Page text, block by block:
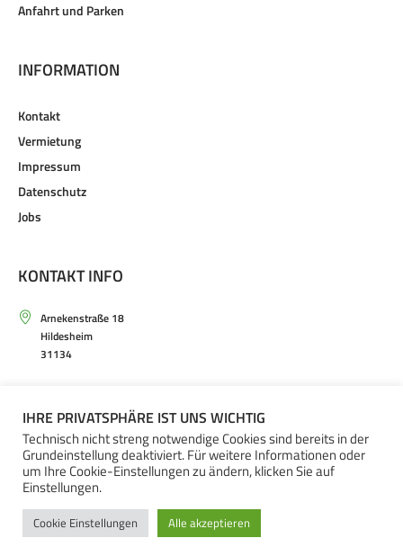
Anfahrt und Parken
INFORMATION
Kontakt
Vermietung
Impressum
Datenschutz
Jobs
KONTAKT INFO
Arnekenstraße 18
Hildesheim
31134
+49(0)5121 – 20 66 30
IHRE PRIVATSPHÄRE IST UNS WICHTIG
Technisch nicht streng notwendige Cookies sind bereits in der
Grundeinstellung deaktiviert. Für weitere Informationen oder
um Ihre Cookie-Einstellungen zu ändern, klicken Sie auf
Einstellungen.
Cookie Einstellungen Alle akzeptieren